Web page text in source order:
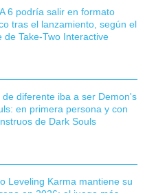
6 podría salir en formato
tras el lanzamiento, según el
de Take-Two Interactive
de diferente iba a ser Demon's
en primera persona y con
de Dark Souls
Leveling Karma mantiene su